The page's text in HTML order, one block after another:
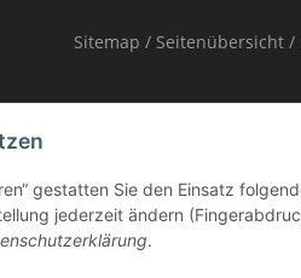
gestatten Sie den Einsatz
jederzeit ändern
.
Sitemap / Seitenübersicht /
wird die im Kaufpreis enthaltene
für andere Länder entnehmen